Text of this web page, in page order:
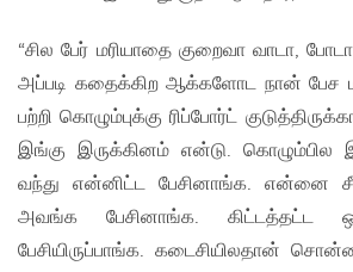
“சில பேர் மரியாதை குறைவா வாடா,
அப்படி கதைக்கிற ஆக்களோட நான் பேச
பற்றி கொழும்புக்கு ரிப்போர்ட்
இங்கு இருக்கினம் என்டு. கொழும்பில
வந்து என்னிட்ட பேசினாங்க. என்னை
அவங்க பேசினாங்க. கிட்டத்தட்ட
பேசியிருப்பாங்க. கடைசியிலதான்